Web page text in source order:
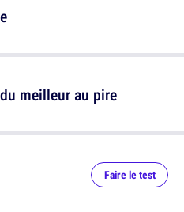
meilleur au pire
Faire le test